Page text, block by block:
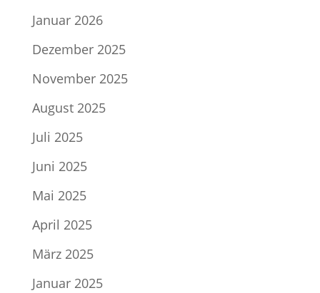
Januar 2026
Dezember 2025
November 2025
August 2025
Juli 2025
Juni 2025
Mai 2025
April 2025
März 2025
Januar 2025